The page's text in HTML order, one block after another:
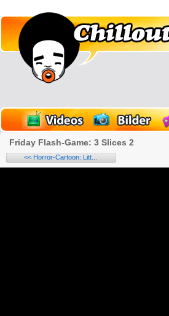
Friday Flash-Game: 3 Slices 2
<< Horror-Cartoon: Litt...